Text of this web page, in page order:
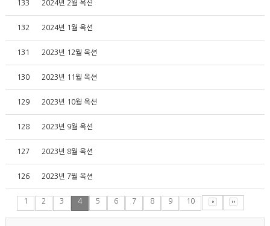
133 2024년 2월 옥션
132 2024년 1월 옥션
131 2023년 12월 옥션
130 2023년 11월 옥션
129 2023년 10월 옥션
128 2023년 9월 옥션
127 2023년 8월 옥션
126 2023년 7월 옥션
1 2 3 4 5 6 7 8 9 10